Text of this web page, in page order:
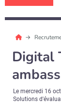
Digital
Lemercredi 16
Solutions